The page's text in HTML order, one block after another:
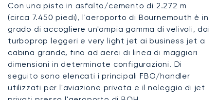
Con una pista in asfalto/cemento di 2.272 m
(circa 7.450 piedi), l'aeroporto di Bournemouth è in
grado di accogliere un'ampia gamma di velivoli, dai
turboprop leggeri e very light jet ai business jet a
cabina grande, fino ad aerei di linea di maggiori
dimensioni in determinate configurazioni. Di
seguito sono elencati i principali FBO/handler
utilizzati per l'aviazione privata e il noleggio di jet